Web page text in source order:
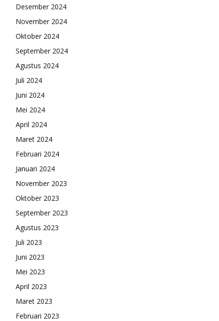
Desember 2024
November 2024
Oktober 2024
September 2024
Agustus 2024
Juli 2024
Juni 2024
Mei 2024
April 2024
Maret 2024
Februari 2024
Januari 2024
November 2023
Oktober 2023
September 2023
Agustus 2023
Juli 2023
Juni 2023
Mei 2023
April 2023
Maret 2023
Februari 2023